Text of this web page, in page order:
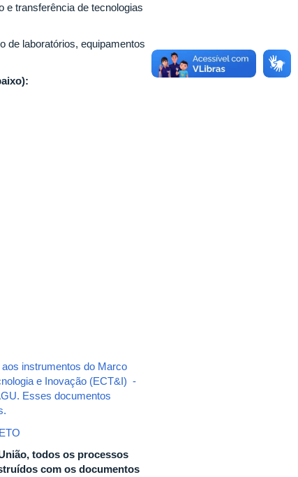
e transferência de tecnologias
de laboratórios, equipamentos
instrumentos do Marco
e Inovação (ECT&I) -
Esses documentos
todos os processos
com os documentos